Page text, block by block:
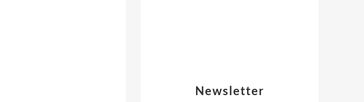
Newsletter